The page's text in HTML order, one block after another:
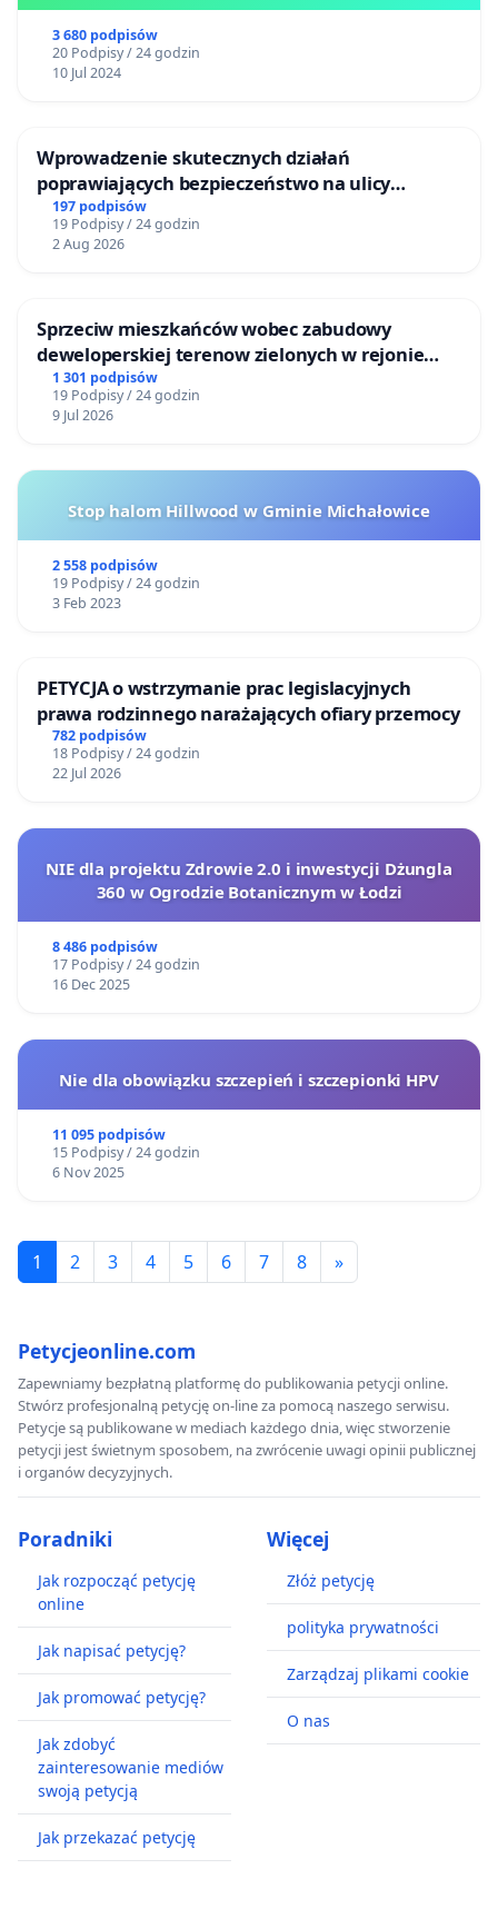
3 680 podpisów
20 Podpisy / 24 godzin
10 Jul 2024
Wprowadzenie skutecznych działań
poprawiających bezpieczeństwo na ulicy
Żeromskiego w Otwocku
197 podpisów
19 Podpisy / 24 godzin
2 Aug 2026
Sprzeciw mieszkańców wobec zabudowy
deweloperskiej terenow zielonych w rejonie
Bulwarów Straceńskich w Bielsku-Białej
1 301 podpisów
19 Podpisy / 24 godzin
9 Jul 2026
Stop halom Hillwood w Gminie Michałowice
2 558 podpisów
19 Podpisy / 24 godzin
3 Feb 2023
PETYCJA o wstrzymanie prac legislacyjnych
prawa rodzinnego narażających ofiary przemocy
782 podpisów
18 Podpisy / 24 godzin
22 Jul 2026
NIE dla projektu Zdrowie 2.0 i inwestycji Dżungla
360 w Ogrodzie Botanicznym w Łodzi
8 486 podpisów
17 Podpisy / 24 godzin
16 Dec 2025
Nie dla obowiązku szczepień i szczepionki HPV
11 095 podpisów
15 Podpisy / 24 godzin
6 Nov 2025
1 2 3 4 5 6 7 8 »
Petycjeonline.com
Zapewniamy bezpłatną platformę do publikowania petycji online.
Stwórz profesjonalną petycję on-line za pomocą naszego serwisu.
Petycje są publikowane w mediach każdego dnia, więc stworzenie
petycji jest świetnym sposobem, na zwrócenie uwagi opinii publicznej
i organów decyzyjnych.
Poradniki
Jak rozpocząć petycję
online
Jak napisać petycję?
Jak promować petycję?
Jak zdobyć
zainteresowanie mediów
swoją petycją
Jak przekazać petycję
Więcej
Złóż petycję
polityka prywatności
Zarządzaj plikami cookie
O nas